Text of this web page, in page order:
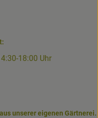
18:00 Uhr
unserer eigenen Gärtnerei.